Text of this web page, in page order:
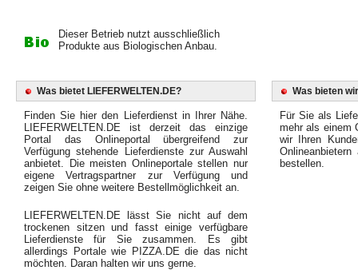
Dieser Betrieb nutzt ausschließlich
Produkte aus Biologischen Anbau.
Was bietet LIEFERWELTEN.DE?
Finden Sie hier den Lieferdienst in Ihrer Nähe.
LIEFERWELTEN.DE ist derzeit das einzige
Portal das Onlineportal übergreifend zur
Verfügung stehende Lieferdienste zur Auswahl
anbietet. Die meisten Onlineportale stellen nur
eigene Vertragspartner zur Verfügung und
zeigen Sie ohne weitere Bestellmöglichkeit an.
LIEFERWELTEN.DE lässt Sie nicht auf dem
trockenen sitzen und fasst einige verfügbare
Lieferdienste für Sie zusammen. Es gibt
allerdings Portale wie PIZZA.DE die das nicht
möchten. Daran halten wir uns gerne.
Was bieten
Für Sie als
mehr als einem
wir Ihren
bestellen.